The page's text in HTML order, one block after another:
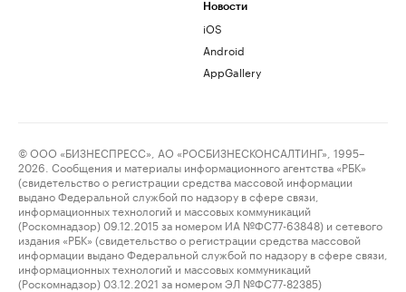
Новости
iOS
Android
AppGallery
© ООО «БИЗНЕСПРЕСС», АО «РОСБИЗНЕСКОНСАЛТИНГ», 1995–
2026. Сообщения и материалы информационного агентства «РБК»
(свидетельство о регистрации средства массовой информации
выдано Федеральной службой по надзору в сфере связи,
информационных технологий и массовых коммуникаций
(Роскомнадзор) 09.12.2015 за номером ИА №ФС77-63848) и сетевого
издания «РБК» (свидетельство о регистрации средства массовой
информации выдано Федеральной службой по надзору в сфере связи,
информационных технологий и массовых коммуникаций
(Роскомнадзор) 03.12.2021 за номером ЭЛ №ФС77-82385)